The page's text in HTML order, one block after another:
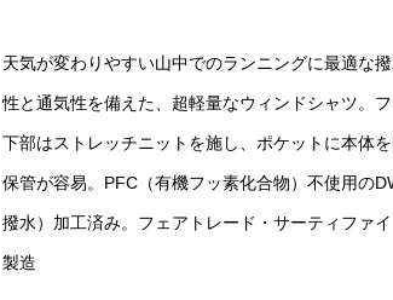
天気が変わりやすい山中でのランニングに最適な
性と通気性を備えた、超軽量なウィンドシャツ。
下部はストレッチニットを施し、ポケットに本体
保管が容易。PFC（有機フッ素化合物）不使用の
撥水）加工済み。フェアトレード・サーティファ
製造